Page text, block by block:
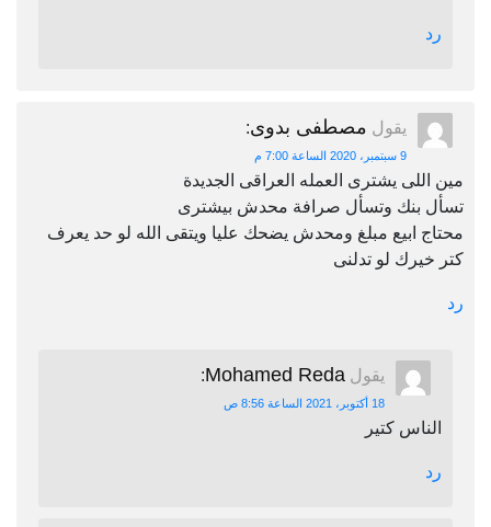
رد
يقول مصطفى بدوى:
9 سبتمبر، 2020 الساعة 7:00 م
مين اللى يشترى العمله العراقى الجديدة
تسأل بنك وتسأل صرافة محدش بيشترى
محتاج ابيع مبلغ ومحدش يضحك عليا ويتقى الله لو حد يعرف
كتر خيرك لو تدلنى
رد
يقول Mohamed Reda
:
18 أكتوبر، 2021 الساعة 8:56 ص
الناس كتير
رد